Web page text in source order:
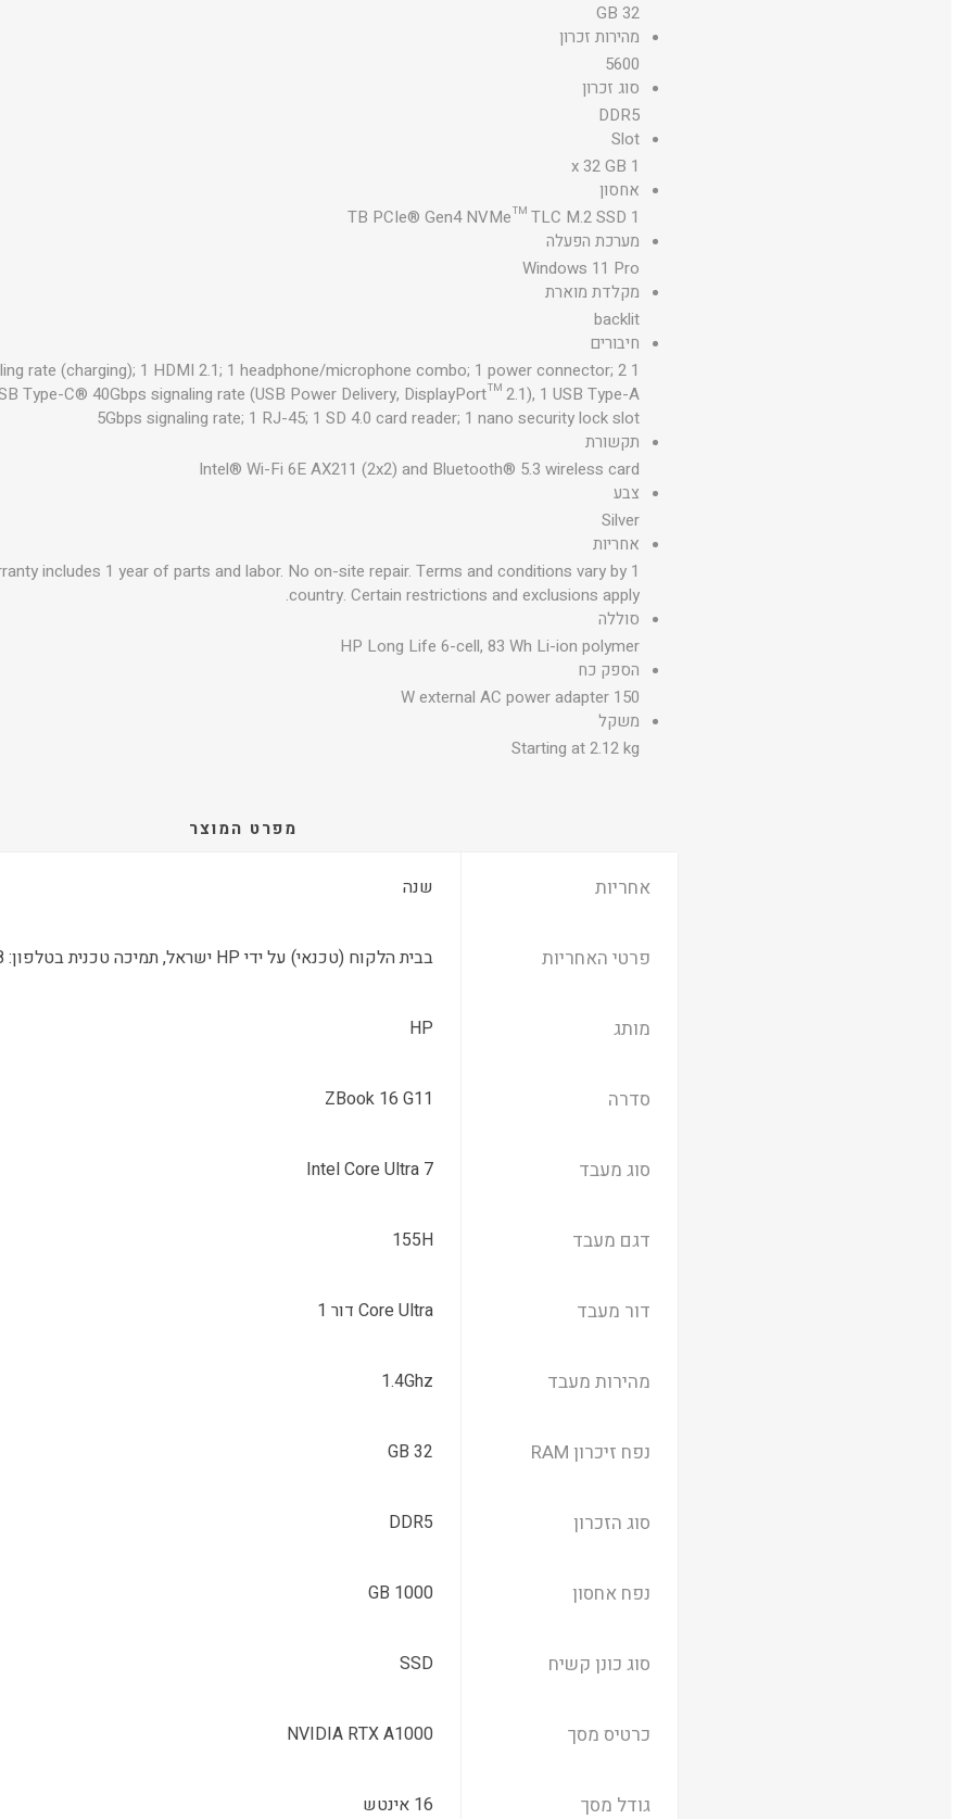
32 GB
מהירות זכרון
5600
סוג זכרון
DDR5
Slot
1 x 32 GB
אחסון
1 TB PCIe® Gen4 NVMe™ TLC M.2 SSD
מערכת הפעלה
Windows 11 Pro
מקלדת מוארת
backlit
חיבורים
rate (charging); 1 HDMI 2.1; 1 headphone/microphone combo; 1 power connector; 2
Type-C® 40Gbps signaling rate (USB Power Delivery, DisplayPort™ 2.1), 1 USB Type-A
5Gbps signaling rate; 1 RJ-45; 1 SD 4.0 card reader; 1 nano security lock slot
תקשורת
Intel® Wi-Fi 6E AX211 (2x2) and Bluetooth® 5.3 wireless card
צבע
Silver
אחריות
includes 1 year of parts and labor. No on-site repair. Terms and conditions vary by
country. Certain restrictions and exclusions apply.
סוללה
HP Long Life 6-cell, 83 Wh Li-ion polymer
הספק כח
150 W external AC power adapter
משקל
Starting at 2.12 kg
מפרט המוצר
אחריות שנה
פרטי האחריות בבית הלקוח (טכנאי) על ידי HP ישראל, תמיכה טכנית בטלפון: 09-8304848
מותג HP
סדרה ZBook 16 G11
סוג מעבד Intel Core Ultra 7
דגם מעבד 155H
דור מעבד Core Ultra דור 1
מהירות מעבד 1.4Ghz
נפח זיכרון RAM 32 GB
סוג הזכרון DDR5
נפח אחסון 1000 GB
סוג כונן קשיח SSD
כרטיס מסך NVIDIA RTX A1000
גודל מסך 16 אינטש